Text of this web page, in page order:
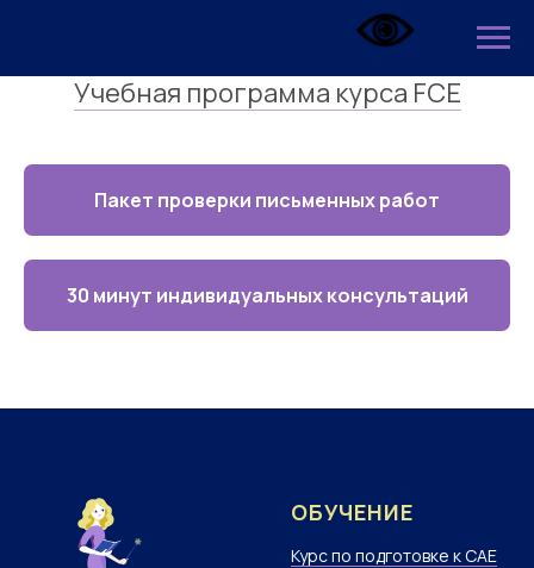
Учебная программа курса FCE
Пакет проверки письменных работ
30 минут индивидуальных консультаций
ОБУЧЕНИЕ
Курс по подготовке к CAE